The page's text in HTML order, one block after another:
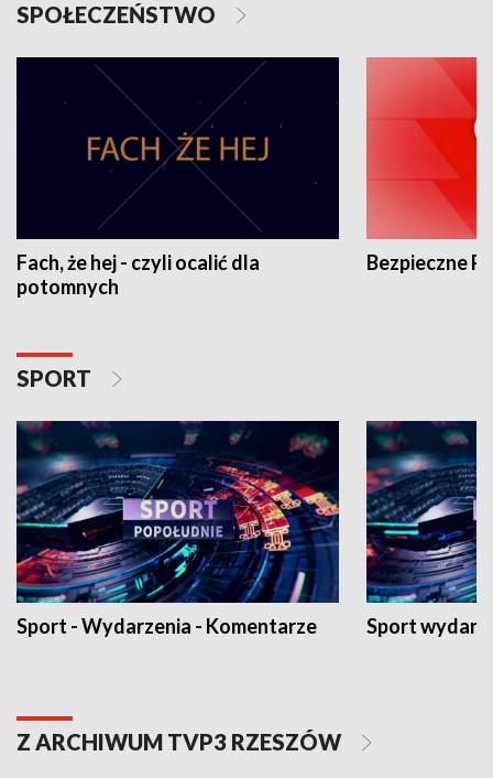
SPOŁECZEŃSTWO
Fach, że hej - czyli ocalić dla
potomnych
Bezpieczne
SPORT
Sport - Wydarzenia - Komentarze Sport
Z ARCHIWUM TVP3 RZESZÓW